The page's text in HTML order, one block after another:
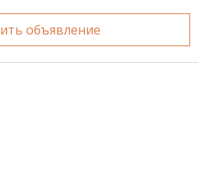
объявление